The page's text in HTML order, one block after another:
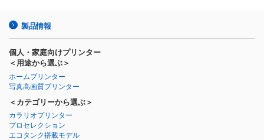
製品情報
個人・家庭向けプリンター
＜用途から選ぶ＞
ホームプリンター
写真高画質プリンター
＜カテゴリーから選ぶ＞
カラリオプリンター
プロセレクション
エコタンク搭載モデル